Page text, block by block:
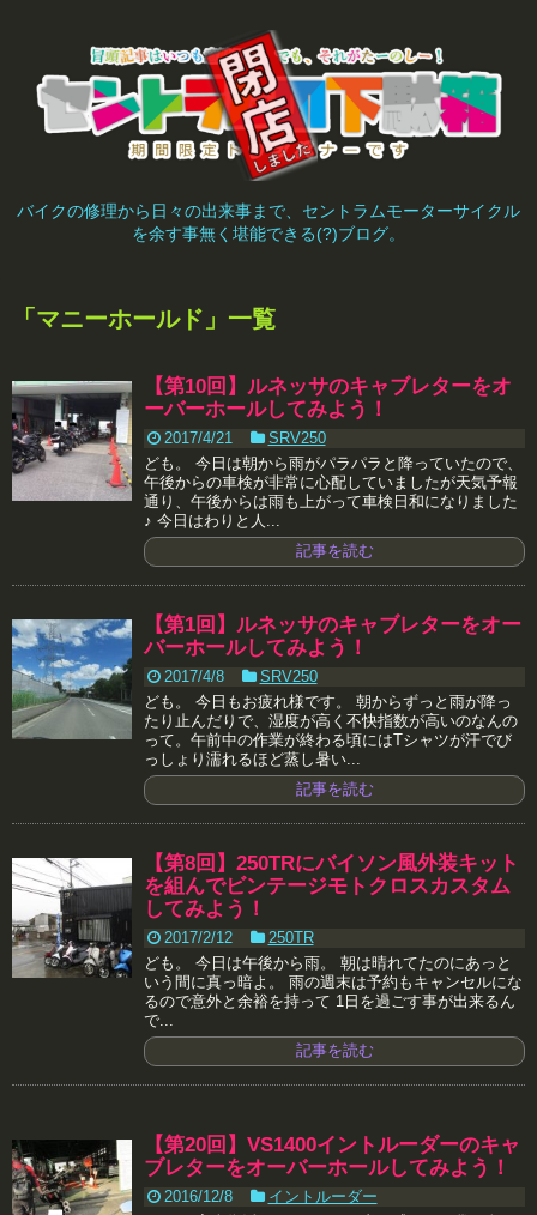
バイクの修理から日々の出来事まで、セントラムモーターサイクル
を余す事無く堪能できる(?)ブログ。
「 マニーホールド 」 一覧
【第10回】ルネッサのキャブレターをオ
ーバーホールしてみよう！
2017/4/21
SRV250
ども。 今日は朝から雨がパラパラと降っていたので、
午後からの車検が非常に心配していましたが天気予報
通り、午後からは雨も上がって車検日和になりました
♪ 今日はわりと人...
記事を読む
【第1回】ルネッサのキャブレターをオー
バーホールしてみよう！
2017/4/8
SRV250
ども。 今日もお疲れ様です。 朝からずっと雨が降っ
たり止んだりで、湿度が高く不快指数が高いのなんの
って。午前中の作業が終わる頃にはTシャツが汗でび
っしょり濡れるほど蒸し暑い...
記事を読む
【第8回】250TRにバイソン風外装キット
を組んでビンテージモトクロスカスタム
してみよう！
2017/2/12
250TR
ども。 今日は午後から雨。 朝は晴れてたのにあっと
いう間に真っ暗よ。 雨の週末は予約もキャンセルにな
るので意外と余裕を持って 1日を過ごす事が出来るん
で...
記事を読む
【第20回】VS1400イントルーダーのキャ
ブレターをオーバーホールしてみよう！
2016/12/8
イントルーダー